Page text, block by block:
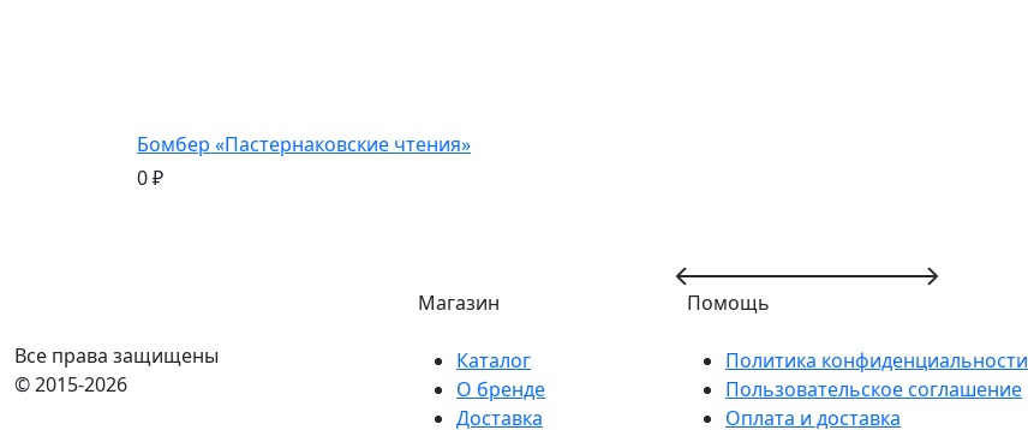
Бомбер «Пастернаковские чтения»
0₽
Все права защищены
© 2015-2026
Магазин
Каталог
О бренде
Доставка
Помощь
Политика конфиденциальности
Пользовательское соглашение
Оплата и доставка